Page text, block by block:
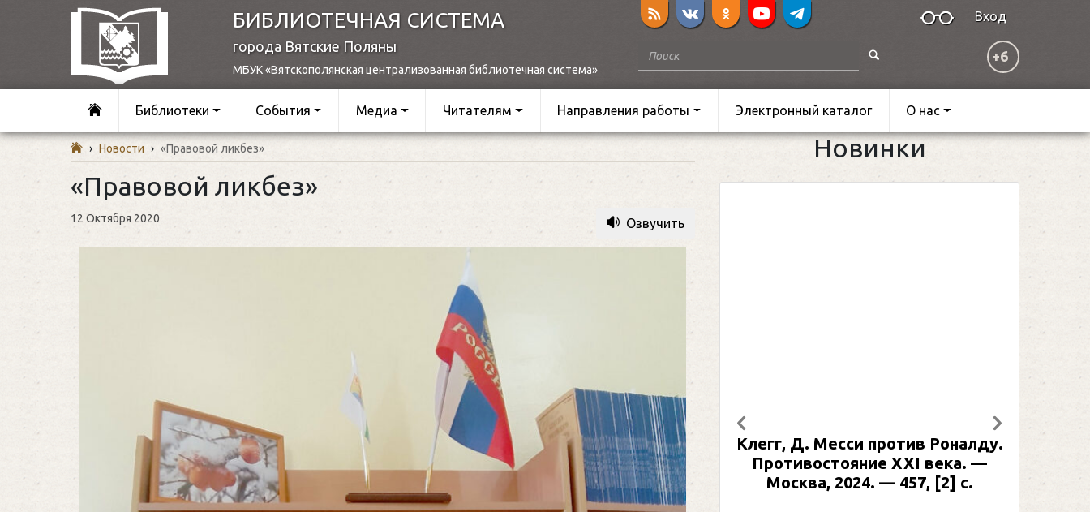
БИБЛИОТЕЧНАЯ СИСТЕМА
города Вятские Поляны
МБУК «Вятскополянская централизованная библиотечная система»
Вход
+6
Библиотеки События Медиа Читателям Направления работы Электронный каталог О нас
› Новости › «Правовой ликбез»
«Правовой ликбез»
12 Октября 2020 Озвучить
Новинки
Клегг, Д. Месси против Роналду.
Противостояние XXI века. —
Москва, 2024. — 457, [2] с.
Предыдущий Следующий